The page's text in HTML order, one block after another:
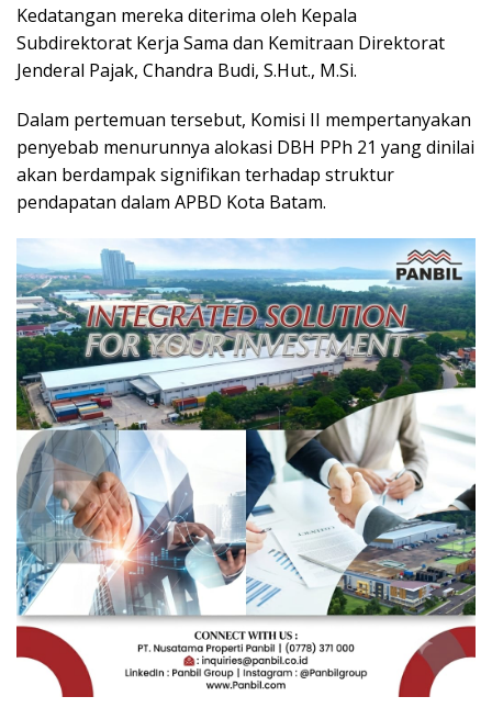
Kedatangan mereka diterima oleh Kepala
Subdirektorat Kerja Sama dan Kemitraan Direktorat
Jenderal Pajak, Chandra Budi, S.Hut., M.Si.
Dalam pertemuan tersebut, Komisi II mempertanyakan
penyebab menurunnya alokasi DBH PPh 21 yang dinilai
akan berdampak signifikan terhadap struktur
pendapatan dalam APBD Kota Batam.